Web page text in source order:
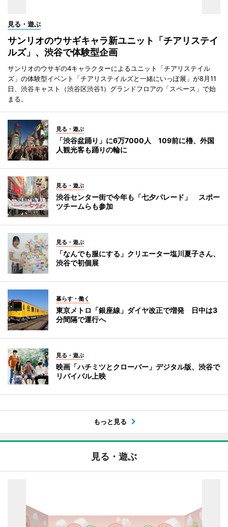
見る・遊ぶ
サンリオのウサギキャラ新ユニット「チアリステイ
ルズ」、渋谷で体験型企画
サンリオのウサギの4キャラクターによるユニット「チアリステイル
ズ」の体験型イベント「チアリステイルズと一緒にいっぽ展」が8月11
日、渋谷キャスト（渋谷区渋谷1）グランドフロアの「スペース」で始
まる。
見る・遊ぶ
「渋谷盆踊り」に6万7000人 109前に櫓、外国
人観光客も踊りの輪に
見る・遊ぶ
渋谷センター街で今年も「七夕パレード」 スポー
ツチームらも参加
見る・遊ぶ
「なんでも服にする」クリエーター塩川夏子さん、
渋谷で初個展
暮らす・働く
東京メトロ「銀座線」ダイヤ改正で増発 日中は3
分間隔で運行へ
見る・遊ぶ
映画「ハチミツとクローバー」デジタル版、渋谷で
リバイバル上映
もっと見る
見る・遊ぶ